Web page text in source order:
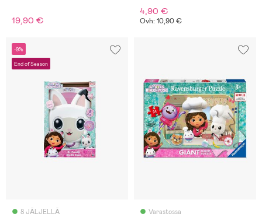
19,90 €
4,90 €
Ovh: 10,90 €
-9%
End of Season
8 JÄLJELLÄ Varastossa